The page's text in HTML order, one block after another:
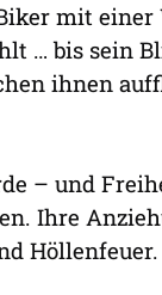
mit einer
… bis sein
ihnen
– und
Ihre
Höllenfeuer.